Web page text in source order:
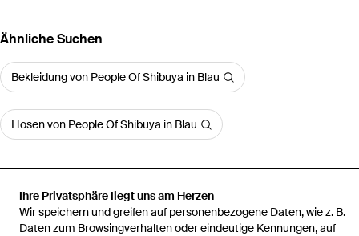
Ihre Privatsphäre liegt uns am Herzen
Wir speichern und greifen auf personenbezogene Daten, wie z. B.
Daten zum Browsingverhalten oder eindeutige Kennungen, auf
Ähnliche Suchen
Bekleidung von People Of Shibuya in Blau
Hosen von People Of Shibuya in Blau
Startseite Herren Hosen People Of Shibuya Hosen Hose